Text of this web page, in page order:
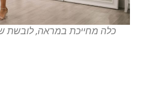
כלה מחייכת במראה, לובשת